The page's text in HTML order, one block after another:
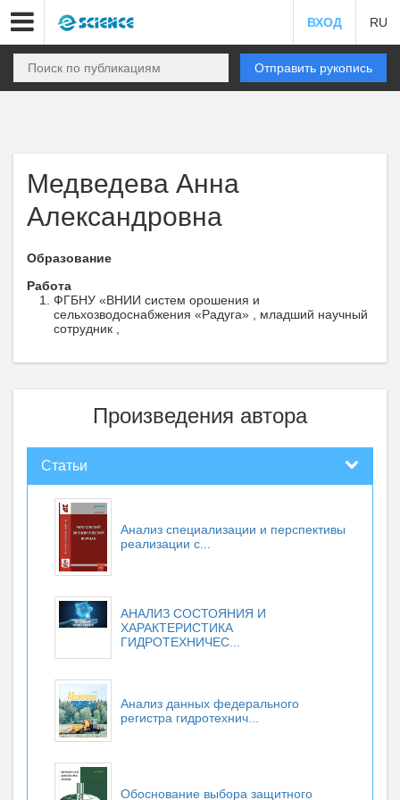
ВХОД RU
Отправить рукопись
Медведева Анна
Александровна
Образование
Работа
ФГБНУ «ВНИИ систем орошения и
сельхозводоснабжения «Радуга» , младший научный
сотрудник ,
Произведения автора
Статьи
Анализ специализации и перспективы
реализации с...
АНАЛИЗ СОСТОЯНИЯ И
ХАРАКТЕРИСТИКА
ГИДРОТЕХНИЧЕС...
Анализ данных федерального
регистра гидротехнич...
Обоснование выбора защитного